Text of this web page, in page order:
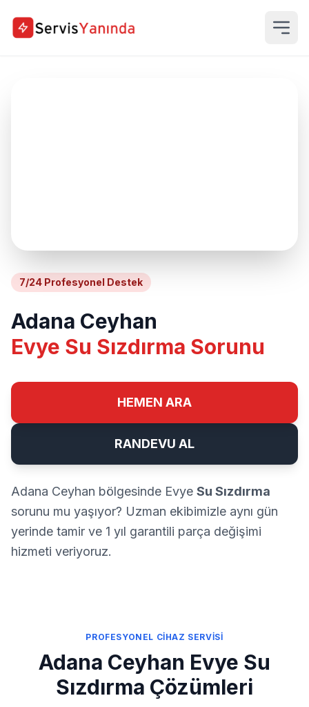
7/24 Profesyonel Destek
Adana Ceyhan
Evye Su Sızdırma Sorunu
HEMEN ARA
RANDEVU AL
Adana Ceyhan bölgesinde Evye Su Sızdırma
sorunu mu yaşıyor? Uzman ekibimizle aynı gün
yerinde tamir ve 1 yıl garantili parça değişimi
hizmeti veriyoruz.
PROFESYONEL CİHAZ SERVİSİ
Adana Ceyhan Evye Su
Sızdırma Çözümleri